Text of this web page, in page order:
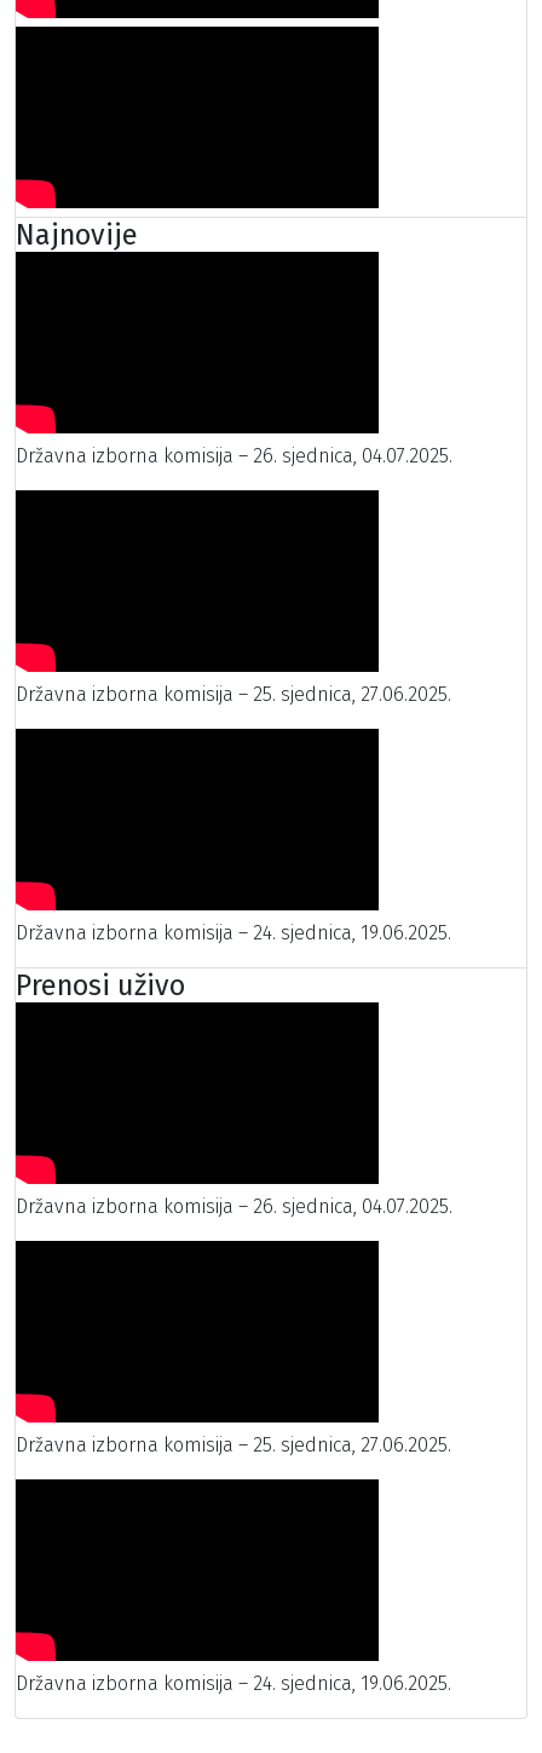
Najnovije
Državna izborna komisija – 26. sjednica, 04.07.2025.
Državna izborna komisija – 25. sjednica, 27.06.2025.
Državna izborna komisija – 24. sjednica, 19.06.2025.
Prenosi uživo
Državna izborna komisija – 26. sjednica, 04.07.2025.
Državna izborna komisija – 25. sjednica, 27.06.2025.
Državna izborna komisija – 24. sjednica, 19.06.2025.